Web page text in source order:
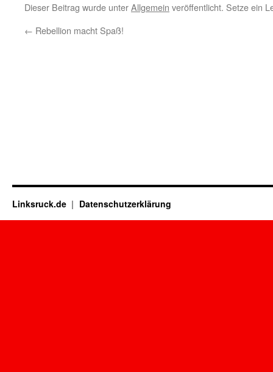
Dieser Beitrag wurde unterAllgemein veröffentlicht. Setze ein
← Rebellion macht Spaß!
Linksruck.de Datenschutzerklärung